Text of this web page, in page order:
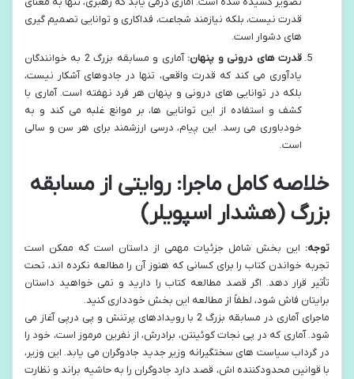
قدرت نیست، بلکه نیازمند شجاعت، فداکاری و توانایی تصمیم گیری
های دشوار است.
قدرت های درونی و پنهان:
آماری و مسابقه بزرگ 2 به خوانندگان
یادآوری می کند که قدرت واقعی، تنها در جادوهای آشکار نیست،
بلکه در توانایی های درونی و پنهان هر فرد نهفته است. آماری با
کشف و استفاده از این توانایی ها، بر موانع غلبه می کند و به
خودباوری می رسد. این پیام، درسی ارزشمند برای هر سن و سالی
است.
خلاصه کامل ماجرا: روایتی از مسابقه
بزرگ (هشدار اسپویلر)
توجه: این بخش شامل جزئیات مهمی از داستان است که ممکن است
تجربه خواندن کتاب را برای کسانی که هنوز آن را مطالعه نکرده اند، تحت
تأثیر قرار دهد. اگر قصد مطالعه کتاب را دارید و نمی خواهید داستان
برایتان فاش شود، لطفاً از مطالعه این بخش خودداری کنید.
ماجرای آماری در مسابقه بزرگ 2 با رویدادهای پرتنش و پی درپی آغاز می
شود. آماری که در پی نجات کوئینتن، برادرش، از نفرین مرموز است، خود را
در گرداب سیاست های سختگیرانه وزیر جدید جادوگران می یابد. این وزیر،
با قوانین محدودکننده اش، قصد دارد جادوگران را به حاشیه براند و نظارت